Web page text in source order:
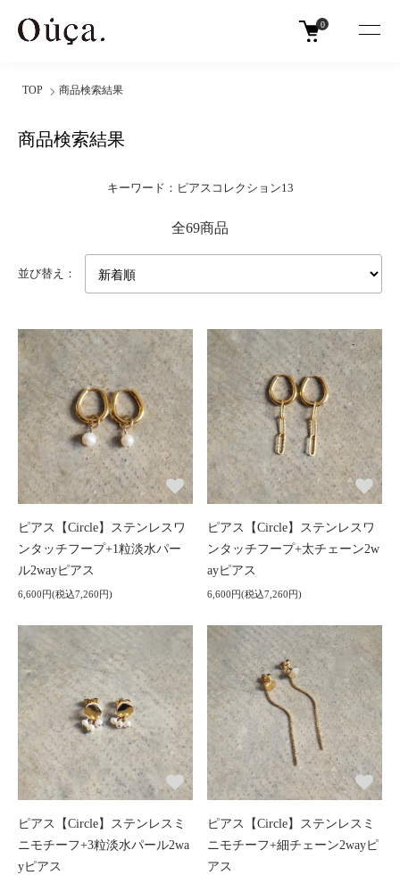
0
TOP 商品検索結果
商品検索結果
キーワード：ピアスコレクション13
全69商品
並び替え：
ピアス【Circle】ステンレスワ
ンタッチフープ+1粒淡水パー
ル2wayピアス
6,600円(税込7,260円)
ピアス【Circle】ステンレスワ
ンタッチフープ+太チェーン2w
ayピアス
6,600円(税込7,260円)
ピアス【Circle】ステンレスミ
ニモチーフ+3粒淡水パール2wa
yピアス
ピアス【Circle】ステンレスミ
ニモチーフ+細チェーン2wayピ
アス